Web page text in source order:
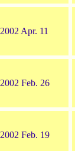
2002 Apr. 11
2002 Feb. 26
2002 Feb. 19